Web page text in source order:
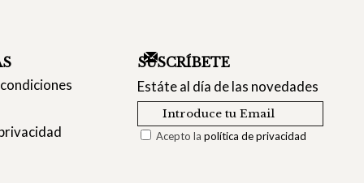
SUSCRÍBETE
Estáte al día de las novedades
Acepto lapolítica de privacidad